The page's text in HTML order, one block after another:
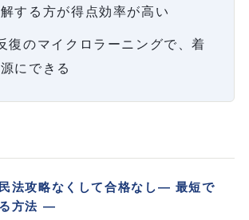
する方が得点効率が高い
復のマイクロラーニングで、着
にできる
法攻略なくして合格なし― 最短で
る方法 ―